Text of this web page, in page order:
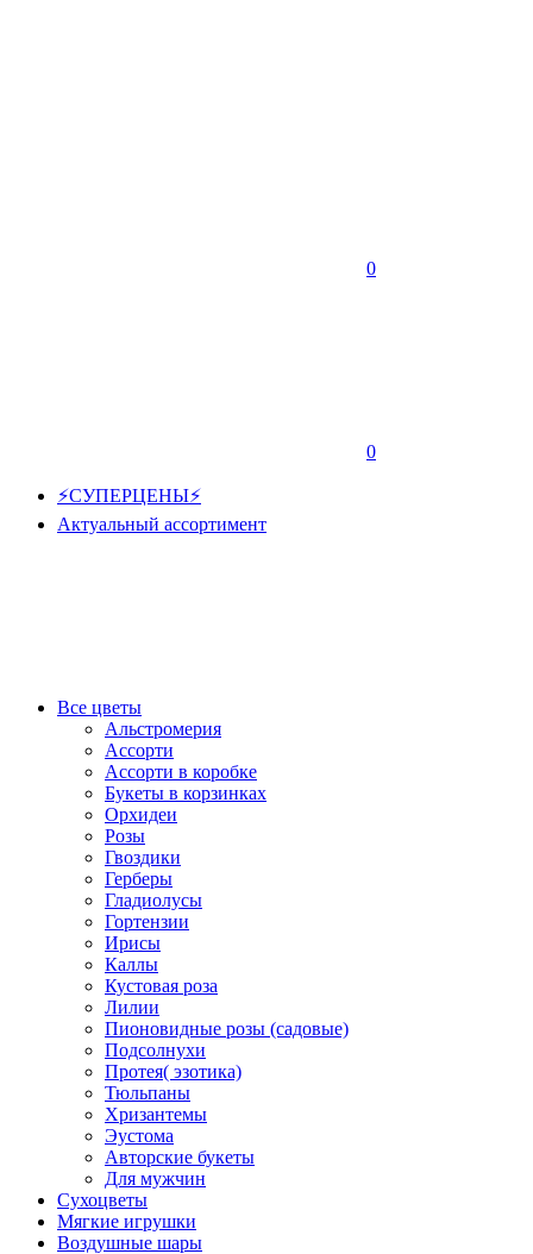
0
0
⚡СУПЕРЦЕНЫ⚡
Актуальный ассортимент
Все цветы
Альстромерия
Ассорти
Ассорти в коробке
Букеты в корзинках
Орхидеи
Розы
Гвоздики
Герберы
Гладиолусы
Гортензии
Ирисы
Каллы
Кустовая роза
Лилии
Пионовидные розы (садовые)
Подсолнухи
Протея( эзотика)
Тюльпаны
Хризантемы
Эустома
Авторские букеты
Для мужчин
Сухоцветы
Мягкие игрушки
Воздушные шары